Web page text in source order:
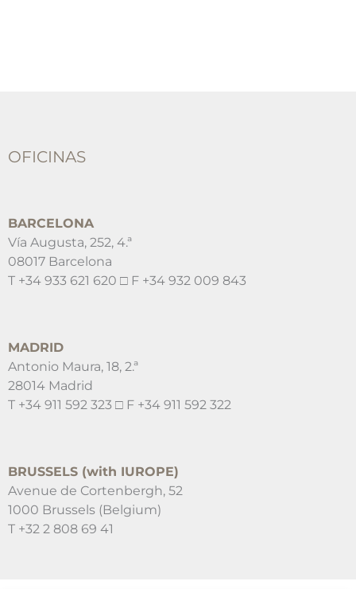
OFICINAS
BARCELONA
Vía Augusta, 252, 4.ª
08017 Barcelona
T +34 933 621 620 □ F +34 932 009 843
MADRID
Antonio Maura, 18, 2.ª
28014 Madrid
T +34 911 592 323 □ F +34 911 592 322
BRUSSELS (with IUROPE)
Avenue de Cortenbergh, 52
1000 Brussels (Belgium)
T +32 2 808 69 41